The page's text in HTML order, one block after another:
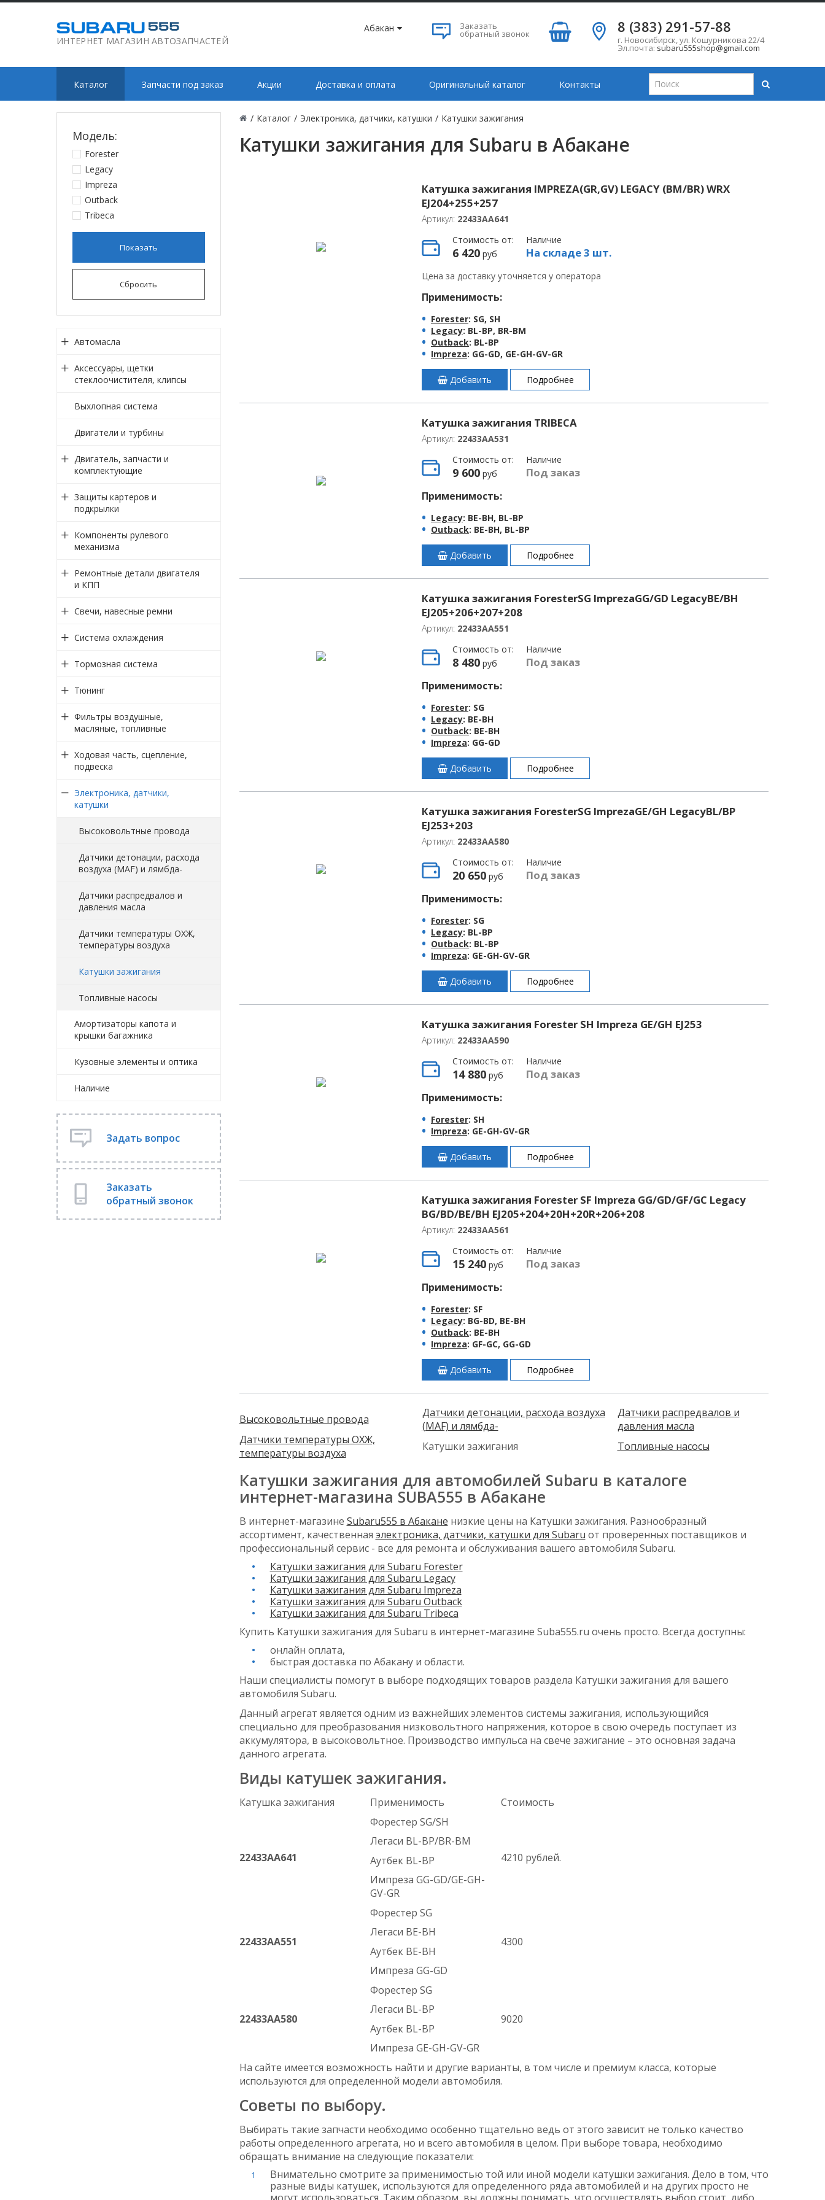
ИНТЕРНЕТ МАГАЗИН АВТОЗАПЧАСТЕЙ
Абакан Заказать
обратный звонок 8 (383) 291-57-88
г. Новосибирск,ул. Кошурникова 22/4
Эл.почта: subaru555shop@gmail.com
Каталог Запчасти под заказ Акции Доставка и оплата Оригинальный каталог Контакты
/ Каталог / Электроника, датчики, катушки / Катушки зажигания
Катушки зажигания для Subaru в Абакане
Модель:
Forester
Legacy
Impreza
Outback
Tribeca
Показать
Сбросить
Автомасла
Аксессуары, щетки
стеклоочистителя, клипсы
Выхлопная система
Двигатели и турбины
Двигатель, запчасти и
комплектующие
Защиты картеров и
подкрылки
Компоненты рулевого
механизма
Ремонтные детали двигателя
и КПП
Свечи, навесные ремни
Система охлаждения
Тормозная система
Тюнинг
Фильтры воздушные,
масляные, топливные
Ходовая часть, сцепление,
подвеска
Электроника, датчики,
катушки
Высоковольтные провода
Датчики детонации, расхода
воздуха (MAF) и лямбда-
Датчики распредвалов и
давления масла
Датчики температуры ОХЖ,
температуры воздуха
Катушки зажигания
Топливные насосы
Амортизаторы капота и
крышки багажника
Кузовные элементы и оптика
Наличие
Задать вопрос
Заказать
обратный звонок
Катушка зажигания IMPREZA(GR,GV) LEGACY (BM/BR) WRX
EJ204+255+257
Артикул: 22433AA641
Стоимость от:
6 420руб
Наличие
На складе 3 шт.
Цена за доставку уточняется у оператора
Применимость:
Forester: SG, SH
Legacy: BL-BP, BR-BM
Outback: BL-BP
Impreza: GG-GD, GE-GH-GV-GR
Добавить Подробнее
Катушка зажигания TRIBECA
Артикул: 22433AA531
Стоимость от:
9 600руб
Наличие
Под заказ
Применимость:
Legacy: BE-BH, BL-BP
Outback: BE-BH, BL-BP
Добавить Подробнее
Катушка зажигания ForesterSG ImprezaGG/GD LegacyBE/BH
EJ205+206+207+208
Артикул: 22433AA551
Стоимость от:
8 480руб
Наличие
Под заказ
Применимость:
Forester: SG
Legacy: BE-BH
Outback: BE-BH
Impreza: GG-GD
Добавить Подробнее
Катушка зажигания ForesterSG ImprezaGE/GH LegacyBL/BP
EJ253+203
Артикул: 22433AA580
Стоимость от:
20 650руб
Наличие
Под заказ
Применимость:
Forester: SG
Legacy: BL-BP
Outback: BL-BP
Impreza: GE-GH-GV-GR
Добавить Подробнее
Катушка зажигания Forester SH Impreza GE/GH EJ253
Артикул: 22433AA590
Стоимость от:
14 880руб
Наличие
Под заказ
Применимость:
Forester: SH
Impreza: GE-GH-GV-GR
Добавить Подробнее
Катушка зажигания Forester SF Impreza GG/GD/GF/GC Legacy
BG/BD/BE/BH EJ205+204+20H+20R+206+208
Артикул: 22433AA561
Стоимость от:
15 240руб
Наличие
Под заказ
Применимость:
Forester: SF
Legacy: BG-BD, BE-BH
Outback: BE-BH
Impreza: GF-GC, GG-GD
Добавить Подробнее
Высоковольтные провода
Датчики детонации, расхода воздуха
(MAF) и лямбда-
Датчики распредвалов и
давления масла
Датчики температуры ОХЖ,
температуры воздуха
Катушки зажигания Топливные насосы
Катушки зажигания для автомобилей Subaru в каталоге
интернет-магазина SUBA555 в Абакане
В интернет-магазине Subaru555 в Абакане низкие цены на Катушки зажигания. Разнообразный
ассортимент, качественная электроника, датчики, катушки для Subaru от проверенных поставщиков и
профессиональный сервис - все для ремонта и обслуживания вашего автомобиля Subaru.
Катушки зажигания для Subaru Forester
Катушки зажигания для Subaru Legacy
Катушки зажигания для Subaru Impreza
Катушки зажигания для Subaru Outback
Катушки зажигания для Subaru Tribeca
Купить Катушки зажигания для Subaru в интернет-магазине Suba555.ru очень просто. Всегда доступны:
онлайн оплата,
быстрая доставка по Абакану и области.
Наши специалисты помогут в выборе подходящих товаров раздела Катушки зажигания для вашего
автомобиля Subaru.
Данный агрегат является одним из важнейших элементов системы зажигания, использующийся
специально для преобразования низковольтного напряжения, которое в свою очередь поступает из
аккумулятора, в высоковольтное. Производство импульса на свече зажигание – это основная задача
данного агрегата.
Виды катушек зажигания.
Катушка зажигания Применимость Стоимость
22433AA641
Форестер SG/SH
Легаси BL-BP/BR-BM
Аутбек BL-BP
Импреза GG-GD/GE-GH-
GV-GR
4210 рублей.
22433AA551
Форестер SG
Легаси BE-BH
Аутбек BE-BH
Импреза GG-GD
4300
22433AA580
Форестер SG
Легаси BL-BP
Аутбек BL-BP
Импреза GE-GH-GV-GR
9020
На сайте имеется возможность найти и другие варианты, в том числе и премиум класса, которые
используются для определенной модели автомобиля.
Советы по выбору.
Выбирать такие запчасти необходимо особенно тщательно ведь от этого зависит не только качество
работы определенного агрегата, но и всего автомобиля в целом. При выборе товара, необходимо
обращать внимание на следующие показатели:
Внимательно смотрите за применимостью той или иной модели катушки зажигания. Дело в том, что
разные виды катушек, используются для определенного ряда автомобилей и на других просто не